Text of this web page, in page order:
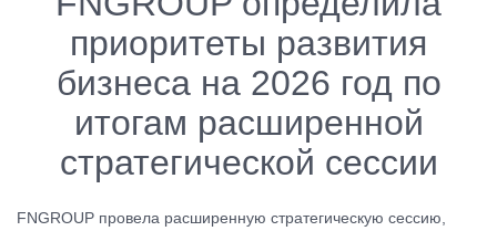
приоритеты развития
бизнеса на 2026 год по
итогам расширенной
стратегической сессии
FNGROUP провела расширенную стратегическую сессию,